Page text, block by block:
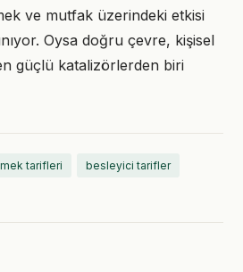
ve mutfak üzerindeki etkisi
Oysa doğru çevre, kişisel
güçlü katalizörlerden biri
tarifleri besleyici tarifler